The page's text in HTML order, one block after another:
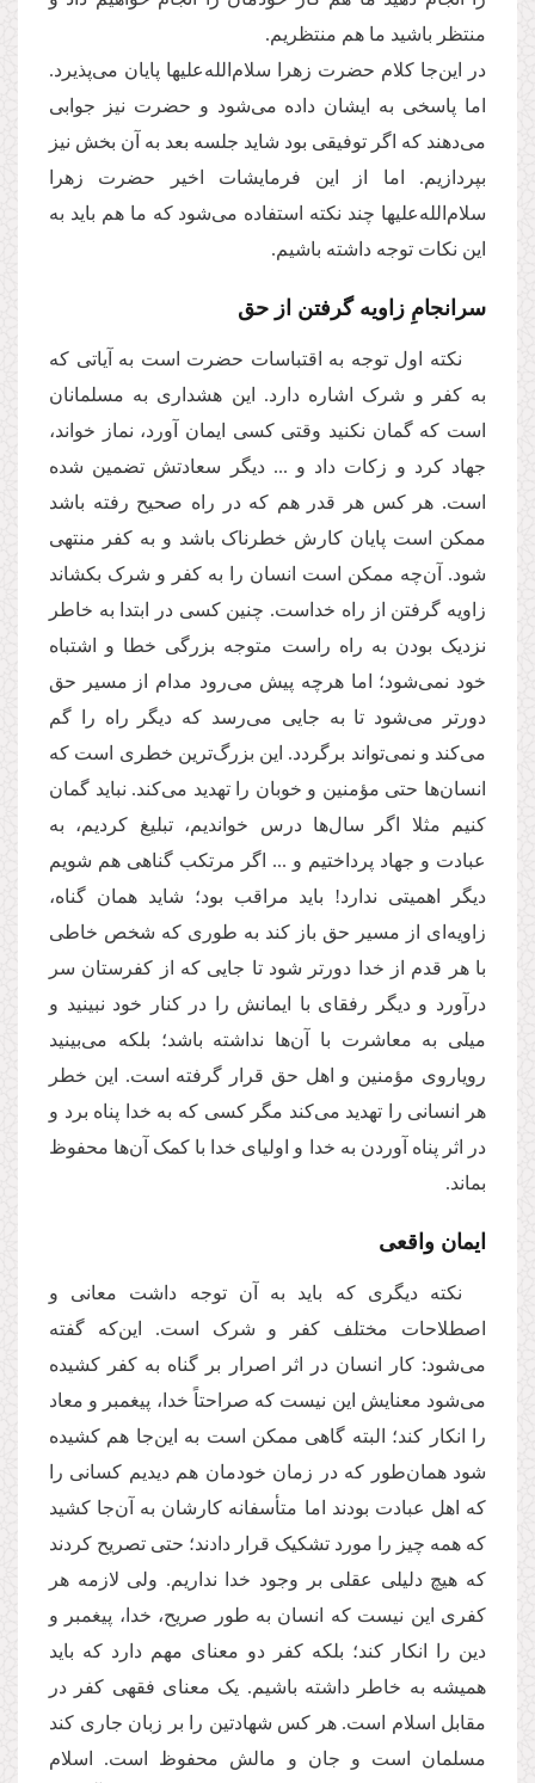
منتظر باشید ما هم منتظریم.
در این‌جا کلام حضرت زهرا سلام‌الله‌علیها پایان می‌پذیرد.
اما پاسخی به ایشان داده می‌شود و حضرت نیز جوابی
می‌دهند که اگر توفیقی بود شاید جلسه بعد به آن بخش نیز
بپردازیم. اما از این فرمایشات اخیر حضرت زهرا
سلام‌الله‌علیها چند نکته استفاده می‌شود که ما هم باید به
این نکات توجه داشته باشیم.
سرانجامِ زاویه گرفتن از حق
نکته اول توجه به اقتباسات حضرت است به آیاتی که
به کفر و شرک اشاره دارد. این هشداری به مسلمانان
است که گمان نکنید وقتی کسی ایمان آورد، نماز خواند،
جهاد کرد و زکات داد و ... دیگر سعادتش تضمین شده
است. هر کس هر قدر هم که در راه صحیح رفته باشد
ممکن است پایان کارش خطرناک باشد و به کفر منتهی
شود. آن‌چه ممکن است انسان را به کفر و شرک بکشاند
زاویه گرفتن از راه خداست. چنین کسی در ابتدا به خاطر
نزدیک بودن به راه راست متوجه بزرگی خطا و اشتباه
خود نمی‌شود؛ اما هرچه پیش می‌رود مدام از مسیر حق
دورتر می‌شود تا به جایی می‌رسد که دیگر راه را گم
می‌کند و نمی‌تواند برگردد. این بزرگ‌ترین خطری است که
انسان‌ها حتی مؤمنین و خوبان را تهدید می‌کند. نباید گمان
کنیم مثلا اگر سال‌ها درس خواندیم، تبلیغ کردیم، به
عبادت و جهاد پرداختیم و ... اگر مرتکب گناهی هم شویم
دیگر اهمیتی ندارد! باید مراقب بود؛ شاید همان گناه،
زاویه‌ای از مسیر حق باز کند به طوری که شخص خاطی
با هر قدم از خدا دورتر شود تا جایی که از کفرستان سر
درآورد و دیگر رفقای با ایمانش را در کنار خود نبینید و
میلی به معاشرت با آن‌ها نداشته باشد؛ بلکه می‌بینید
رویاروی مؤمنین و اهل حق قرار گرفته است. این خطر
هر انسانی را تهدید می‌کند مگر کسی که به خدا پناه برد و
در اثر پناه آوردن به خدا و اولیای خدا با کمک آن‌ها محفوظ
بماند.
ایمان واقعی
نکته دیگری که باید به آن توجه داشت معانی و
اصطلاحات مختلف کفر و شرک است. این‌که گفته
می‌شود: کار انسان در اثر اصرار بر گناه به کفر کشیده
می‌شود معنایش این نیست که صراحتاً خدا، پیغمبر و معاد
را انکار ‌کند؛ البته گاهی ممکن است به این‌جا هم کشیده
شود همان‌طور که در زمان خودمان هم دیدیم کسانی را
که اهل عبادت بودند اما متأسفانه کارشان به آن‌جا کشید
که همه چیز را مورد تشکیک قرار دادند؛ حتی تصریح کردند
که هیچ دلیلی عقلی بر وجود خدا نداریم. ولی لازمه هر
کفری این نیست که انسان به طور صریح، خدا، پیغمبر و
دین را انکار کند؛ بلکه کفر دو معنای مهم دارد که باید
همیشه به خاطر داشته باشیم. یک معنای فقهی کفر در
مقابل اسلام است. هر کس شهادتین را بر زبان جاری کند
مسلمان است و جان و مالش محفوظ است. اسلام